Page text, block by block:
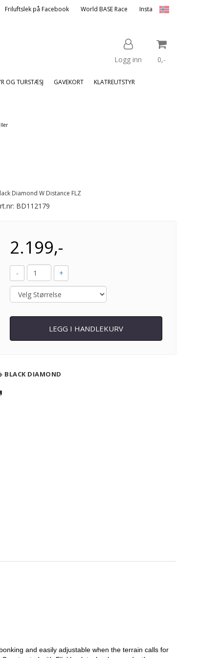
Friluftslek på Facebook World BASE Race Insta
Logg inn 0,-
OG TURSTÆSJ GAVEKORT KLATREUTSTYR
Diamond W Distance FLZ
BD112179
2.199,-
- +
LEGG I HANDLEKURV
BLACK DIAMOND
and easily adjustable when the terrain calls for